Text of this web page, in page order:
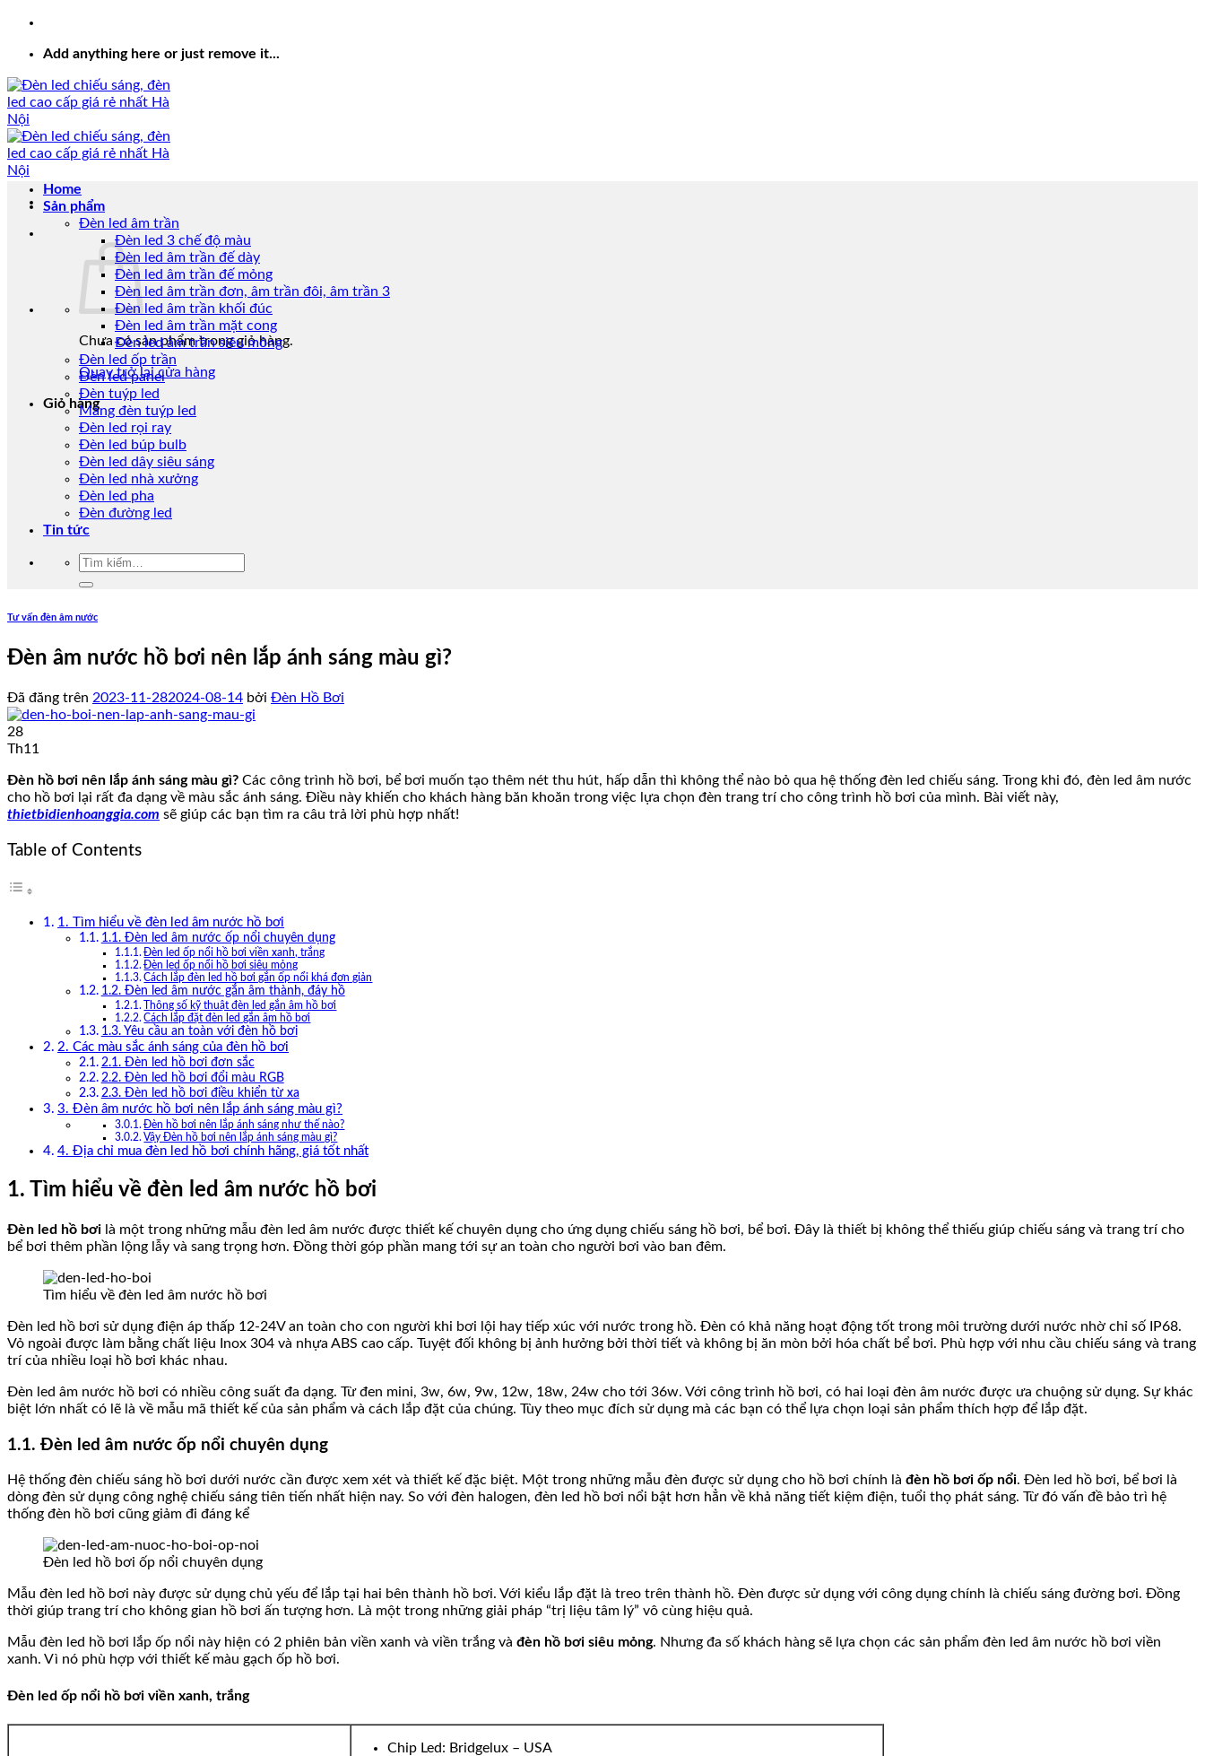
Add anything here or just remove it...
Chưa có sản phẩm trong giỏ hàng.
Quay trở lại cửa hàng
Giỏ hàng
Home
Sản phẩm
Đèn led âm trần
Đèn led 3 chế độ màu
Đèn led âm trần đế dày
Đèn led âm trần đế mỏng
Đèn led âm trần đơn, âm trần đôi, âm trần 3
Đèn led âm trần khối đúc
Đèn led âm trần mặt cong
Đèn led âm trần siêu mỏng
Đèn led ốp trần
Đèn led panel
Đèn tuýp led
Máng đèn tuýp led
Đèn led rọi ray
Đèn led búp bulb
Đèn led dây siêu sáng
Đèn led nhà xưởng
Đèn led pha
Đèn đường led
Tin tức
Tìm
Tư vấn đèn âm nước
Đèn âm nước hồ bơi nên lắp ánh sáng màu gì?
Đã đăng trên 2023-11-282024-08-14 bởi Đèn Hồ Bơi
28
Th11
Đèn hồ bơi nên lắp ánh sáng màu gì? Các công trình hồ bơi, bể bơi muốn tạo thêm nét thu hút, hấp dẫn thì không thể nào bỏ qua hệ thống đèn led chiếu sáng. Trong khi đó, đèn led âm nước
cho hồ bơi lại rất đa dạng về màu sắc ánh sáng. Điều này khiến cho khách hàng băn khoăn trong việc lựa chọn đèn trang trí cho công trình hồ bơi của mình. Bài viết này,
thietbidienhoanggia.com sẽ giúp các bạn tìm ra câu trả lời phù hợp nhất!
Table of Contents
1. Tìm hiểu về đèn led âm nước hồ bơi
1.1. Đèn led âm nước ốp nổi chuyên dụng
Đèn led ốp nổi hồ bơi viền xanh, trắng
Đèn led ốp nổi hồ bơi siêu mỏng
Cách lắp đèn led hồ bơi gắn ốp nổi khá đơn giản
1.2. Đèn led âm nước gắn âm thành, đáy hồ
Thông số kỹ thuật đèn led gắn âm hồ bơi
Cách lắp đặt đèn led gắn âm hồ bơi
1.3. Yêu cầu an toàn với đèn hồ bơi
2. Các màu sắc ánh sáng của đèn hồ bơi
2.1. Đèn led hồ bơi đơn sắc
2.2. Đèn led hồ bơi đổi màu RGB
2.3. Đèn led hồ bơi điều khiển từ xa
3. Đèn âm nước hồ bơi nên lắp ánh sáng màu gì?
Đèn hồ bơi nên lắp ánh sáng như thế nào?
Vậy Đèn hồ bơi nên lắp ánh sáng màu gì?
4. Địa chỉ mua đèn led hồ bơi chính hãng, giá tốt nhất
1. Tìm hiểu về đèn led âm nước hồ bơi
Đèn led hồ bơi là một trong những mẫu đèn led âm nước được thiết kế chuyên dụng cho ứng dụng chiếu sáng hồ bơi, bể bơi. Đây là thiết bị không thể thiếu giúp chiếu sáng và trang trí cho
bể bơi thêm phần lộng lẫy và sang trọng hơn. Đồng thời góp phần mang tới sự an toàn cho người bơi vào ban đêm.
Tìm hiểu về đèn led âm nước hồ bơi
Đèn led hồ bơi sử dụng điện áp thấp 12-24V an toàn cho con người khi bơi lội hay tiếp xúc với nước trong hồ. Đèn có khả năng hoạt động tốt trong môi trường dưới nước nhờ chỉ số IP68.
Vỏ ngoài được làm bằng chất liệu Inox 304 và nhựa ABS cao cấp. Tuyệt đối không bị ảnh hưởng bởi thời tiết và không bị ăn mòn bởi hóa chất bể bơi. Phù hợp với nhu cầu chiếu sáng và trang
trí của nhiều loại hồ bơi khác nhau.
Đèn led âm nước hồ bơi có nhiều công suất đa dạng. Từ đen mini, 3w, 6w, 9w, 12w, 18w, 24w cho tới 36w. Với công trình hồ bơi, có hai loại đèn âm nước được ưa chuộng sử dụng. Sự khác
biệt lớn nhất có lẽ là về mẫu mã thiết kế của sản phẩm và cách lắp đặt của chúng. Tùy theo mục đích sử dụng mà các bạn có thể lựa chọn loại sản phẩm thích hợp để lắp đặt.
1.1. Đèn led âm nước ốp nổi chuyên dụng
Hệ thống đèn chiếu sáng hồ bơi dưới nước cần được xem xét và thiết kế đặc biệt. Một trong những mẫu đèn được sử dụng cho hồ bơi chính là đèn hồ bơi ốp nổi. Đèn led hồ bơi, bể bơi là
dòng đèn sử dụng công nghệ chiếu sáng tiên tiến nhất hiện nay. So với đèn halogen, đèn led hồ bơi nổi bật hơn hẳn về khả năng tiết kiệm điện, tuổi thọ phát sáng. Từ đó vấn đề bảo trì hệ
thống đèn hồ bơi cũng giảm đi đáng kể
Đèn led hồ bơi ốp nổi chuyên dụng
Mẫu đèn led hồ bơi này được sử dụng chủ yếu để lắp tại hai bên thành hồ bơi. Với kiểu lắp đặt là treo trên thành hồ. Đèn được sử dụng với công dụng chính là chiếu sáng đường bơi. Đồng
thời giúp trang trí cho không gian hồ bơi ấn tượng hơn. Là một trong những giải pháp “trị liệu tâm lý” vô cùng hiệu quả.
Mẫu đèn led hồ bơi lắp ốp nổi này hiện có 2 phiên bản viền xanh và viền trắng và đèn hồ bơi siêu mỏng. Nhưng đa số khách hàng sẽ lựa chọn các sản phẩm đèn led âm nước hồ bơi viền
xanh. Vì nó phù hợp với thiết kế màu gạch ốp hồ bơi.
Đèn led ốp nổi hồ bơi viền xanh, trắng
Chip Led: Bridgelux – USA